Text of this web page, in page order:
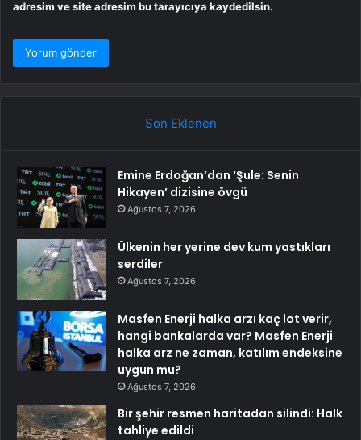
adresim ve site adresim bu tarayıcıya kaydedilsin.
Son Eklenen
Emine Erdoğan’dan ‘Şule: Senin
Hikayen’ dizisine övgü
Ağustos 7, 2026
Ülkenin her yerine dev kum yastıkları
serdiler
Ağustos 7, 2026
Masfen Enerji halka arzı kaç lot verir,
hangi bankalarda var? Masfen Enerji
halka arz ne zaman, katılım endeksine
uygun mu?
Ağustos 7, 2026
Bir şehir resmen haritadan silindi: Halk
tahliye edildi